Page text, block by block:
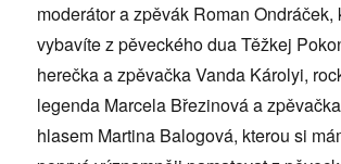
moderátor a zpěvák Roman Ondráček,
vybavíte z pěveckého dua Těžkej
herečka a zpěvačka Vanda Károlyi,
legenda Marcela Březinová a
hlasem Martina Balogová, kterou si